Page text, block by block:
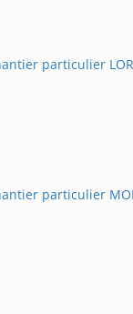
particulier
particulier